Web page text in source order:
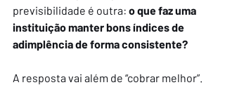
previsibilidade é outra: o que faz uma
instituição manter bons índices de
adimplência de forma consistente?
A resposta vai além de “cobrar melhor”.